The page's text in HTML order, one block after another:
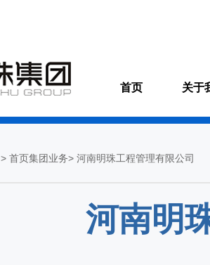
首页 关于
> 首页集团业务> 河南明珠工程管理有限公司
河南明